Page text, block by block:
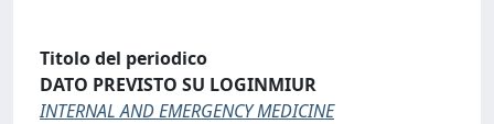
Titolo del periodico
DATO PREVISTO SU LOGINMIUR
INTERNAL AND EMERGENCY MEDICINE